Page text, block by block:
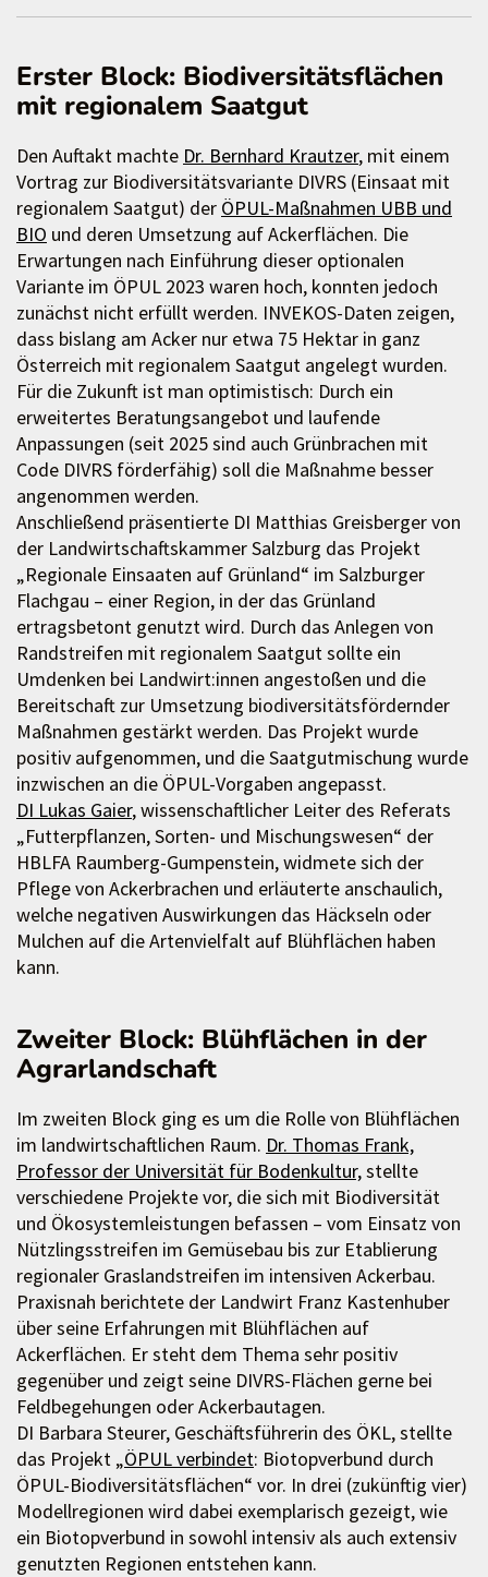
Erster Block: Biodiversitätsflächen
mit regionalem Saatgut
Den Auftakt machte Dr. Bernhard Krautzer, mit einem
Vortrag zur Biodiversitätsvariante DIVRS (Einsaat mit
regionalem Saatgut) der ÖPUL-Maßnahmen UBB und
BIO und deren Umsetzung auf Ackerflächen. Die
Erwartungen nach Einführung dieser optionalen
Variante im ÖPUL 2023 waren hoch, konnten jedoch
zunächst nicht erfüllt werden. INVEKOS-Daten zeigen,
dass bislang am Acker nur etwa 75 Hektar in ganz
Österreich mit regionalem Saatgut angelegt wurden.
Für die Zukunft ist man optimistisch: Durch ein
erweitertes Beratungsangebot und laufende
Anpassungen (seit 2025 sind auch Grünbrachen mit
Code DIVRS förderfähig) soll die Maßnahme besser
angenommen werden.
Anschließend präsentierte DI Matthias Greisberger von
der Landwirtschaftskammer Salzburg das Projekt
„Regionale Einsaaten auf Grünland“ im Salzburger
Flachgau – einer Region, in der das Grünland
ertragsbetont genutzt wird. Durch das Anlegen von
Randstreifen mit regionalem Saatgut sollte ein
Umdenken bei Landwirt:innen angestoßen und die
Bereitschaft zur Umsetzung biodiversitätsfördernder
Maßnahmen gestärkt werden. Das Projekt wurde
positiv aufgenommen, und die Saatgutmischung wurde
inzwischen an die ÖPUL-Vorgaben angepasst.
DI Lukas Gaier, wissenschaftlicher Leiter des Referats
„Futterpflanzen, Sorten- und Mischungswesen“ der
HBLFA Raumberg-Gumpenstein, widmete sich der
Pflege von Ackerbrachen und erläuterte anschaulich,
welche negativen Auswirkungen das Häckseln oder
Mulchen auf die Artenvielfalt auf Blühflächen haben
kann.
Zweiter Block: Blühflächen in der
Agrarlandschaft
Im zweiten Block ging es um die Rolle von Blühflächen
im landwirtschaftlichen Raum. Dr. Thomas Frank,
Professor der Universität für Bodenkultur,stellte
verschiedene Projekte vor, die sich mit Biodiversität
und Ökosystemleistungen befassen – vom Einsatz von
Nützlingsstreifen im Gemüsebau bis zur Etablierung
regionaler Graslandstreifen im intensiven Ackerbau.
Praxisnah berichtete der Landwirt Franz Kastenhuber
über seine Erfahrungen mit Blühflächen auf
Ackerflächen. Er steht dem Thema sehr positiv
gegenüber und zeigt seine DIVRS-Flächen gerne bei
Feldbegehungen oder Ackerbautagen.
DI Barbara Steurer, Geschäftsführerin des ÖKL, stellte
das Projekt „ÖPUL verbindet: Biotopverbund durch
ÖPUL-Biodiversitätsflächen“ vor. In drei (zukünftig vier)
Modellregionen wird dabei exemplarisch gezeigt, wie
ein Biotopverbund in sowohl intensiv als auch extensiv
genutzten Regionen entstehen kann.